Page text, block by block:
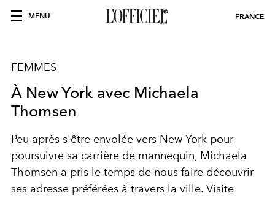
MENU FRANCE
FEMMES
À New York avec Michaela
Thomsen
Peu après s'être envolée vers New York pour
poursuivre sa carrière de mannequin, Michaela
Thomsen a pris le temps de nous faire découvrir
ses adresse préférées à travers la ville. Visite